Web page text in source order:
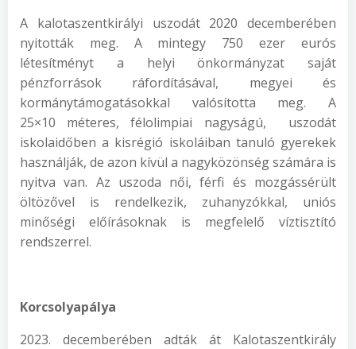
A kalotaszentkirályi uszodát 2020 decemberében
nyitották meg. A mintegy 750 ezer eurós
létesítményt a helyi önkormányzat saját
pénzforrások ráfordításával, megyei és
kormánytámogatásokkal valósította meg. A
25×10 méteres, félolimpiai nagyságú, uszodát
iskolaidőben a kisrégió iskoláiban tanuló gyerekek
használják, de azon kívül a nagyközönség számára is
nyitva van. Az uszoda női, férfi és mozgássérült
öltözővel is rendelkezik, zuhanyzókkal, uniós
minőségi előírásoknak is megfelelő víztisztító
rendszerrel.
Korcsolyapálya
2023. decemberében adták át Kalotaszentkirály